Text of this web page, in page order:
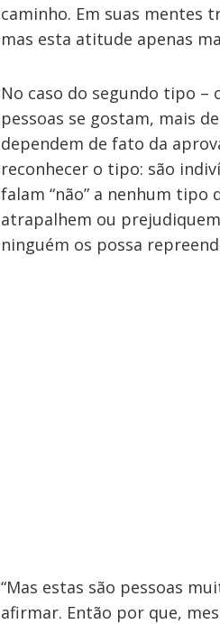
caminho. Em suas mentes
mas esta atitude apenas
No caso do segundo tipo
pessoas se gostam, mais
dependem de fato da
reconhecer o tipo: são
falam “não” a nenhum
atrapalhem ou
ninguém os possa
“Mas estas são pessoas
afirmar. Então por que,